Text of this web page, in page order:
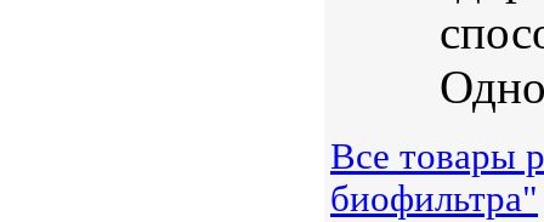
Все товары
биофильтра"